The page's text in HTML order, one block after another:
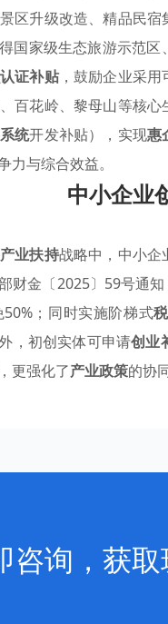
区升级改造、精品民
国家级生态旅游示范
证补贴，鼓励企业采用
百花岭、黎母山等核
统开发补贴），实现惠
与综合效益。
中小企业
产业扶持战略中，中小企
财金〔2025〕59号通
；同时实施阶梯式
，初创实体可申请创业
更强化了产业政策的协
咨询，获